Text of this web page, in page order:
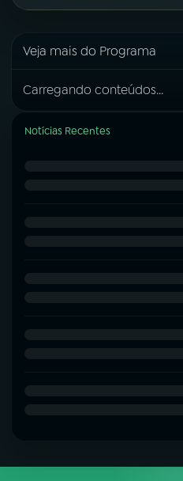
Veja mais do Programa
Carregando conteúdos...
Notícias Recentes